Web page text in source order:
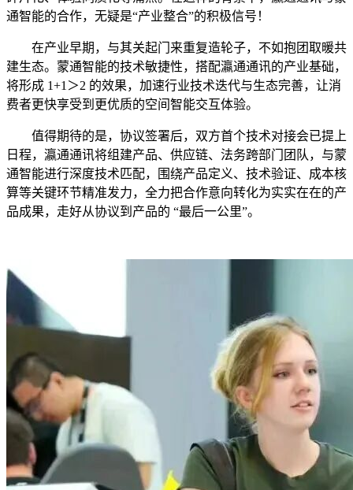
通智能的合作，无疑是“产业整合”的积极信号！
在产业早期，与其关起门来重复造轮子，不如抱团取暖共
建生态。蒙通智能的技术敏捷性，搭配瀛通通讯的产业基础，
将形成 1+1＞2 的效果，加速行业技术迭代与生态完善，让消
费者更快享受到更优质的空间智能交互体验。
值得期待的是，协议签署后，双方首个技术对接会已提上
日程，瀛通通讯将组建产品、供应链、法务跨部门团队，与蒙
通智能进行深度技术匹配，围绕产品定义、技术验证、成本核
算等关键环节精准发力，全力把合作意向转化为实实在在的产
品成果，走好从协议到产品的 “最后一公里”。